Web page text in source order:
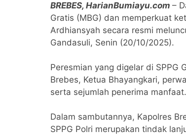
BREBES, HarianBumiayu.com –
Gratis (MBG) dan memperkuat
Ardhiansyah secara resmi
Gandasuli, Senin (20/10/2025).
Peresmian yang digelar di SPPG
Brebes, Ketua Bhayangkari,
serta sejumlah penerima manfaat.
Dalam sambutannya, Kapolres
SPPG Polri merupakan tindak